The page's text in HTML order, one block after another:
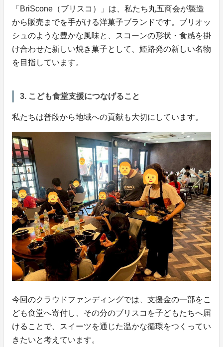
「BriScone（ブリスコ）」は、私たち丸五商会が製造
から販売までを手がける洋菓子ブランドです。ブリオッ
シュのような豊かな風味と、スコーンの形状・食感を掛
け合わせた新しい焼き菓子として、姫路発の新しい名物
を目指しています。
3. こども食堂支援につなげること
私たちは普段から地域への貢献も大切にしています。
今回のクラウドファンディングでは、支援金の一部をこ
ども食堂へ寄付し、その分のブリスコを子どもたちへ届
けることで、スイーツを通じた温かな循環をつくってい
きたいと考えています。